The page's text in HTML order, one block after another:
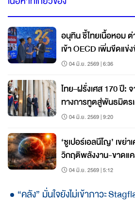
อนุทิน ชี้ไทยเนื้อหอม
เข้า OECD เพิ่มขีดแข่
04 มิ.ย. 2569 | 6:36
ไทย–ฝรั่งเศส 170 ปี:
ทางการทูตสู่พันธมิตร
ที่ 21 | World Wide
04 มิ.ย. 2569 | 9:20
‘ซูเปอร์เอลนีโญ’ เขย่
วิกฤติพลังงาน-ขาดแ
พุ่ง04 มิ.ย. 2569 | 5:12
“คลัง” มั่นใจยังไม่เข้าภาวะ